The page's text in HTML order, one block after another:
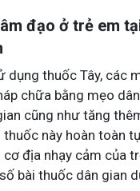
đạo ở trẻ em
dụng thuốc Tây, các
chữa bằng mẹo
cũng như tăng
thuốc này hoàn toàn
cơ địa nhạy cảm của
bài thuốc dân gian